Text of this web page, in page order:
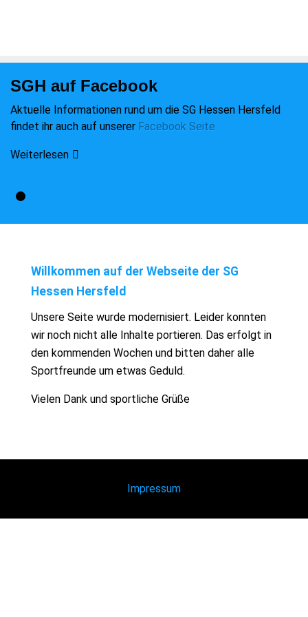
SGH auf Facebook
Aktuelle Informationen rund um die SG Hessen Hersfeld
findet ihr auch auf unserer Facebook Seite
Weiterlesen
Willkommen auf der Webseite der SG
Hessen Hersfeld
Unsere Seite wurde modernisiert. Leider konnten
wir noch nicht alle Inhalte portieren. Das erfolgt in
den kommenden Wochen und bitten daher alle
Sportfreunde um etwas Geduld.
Vielen Dank und sportliche Grüße
Impressum